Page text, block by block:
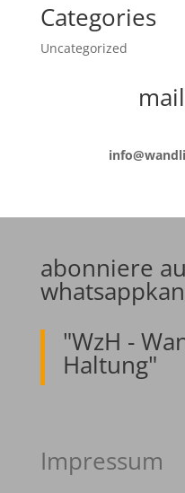
Categories
Uncategorized
abonniere
"WzH -
Haltung"
Impressum